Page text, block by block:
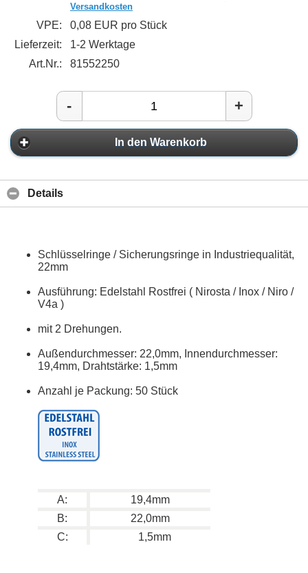
Versandkosten
VPE:
0,08 EUR pro Stück
Lieferzeit:
1-2 Werktage
Art.Nr.:
81552250
- +
In den Warenkorb
Details
Schlüsselringe / Sicherungsringe in Industriequalität,
22mm
Ausführung: Edelstahl Rostfrei ( Nirosta / Inox / Niro /
V4a )
mit 2 Drehungen.
Außendurchmesser: 22,0mm, Innendurchmesser:
19,4mm, Drahtstärke: 1,5mm
Anzahl je Packung: 50 Stück
A:
19,4mm
B:
22,0mm
C:
1,5mm